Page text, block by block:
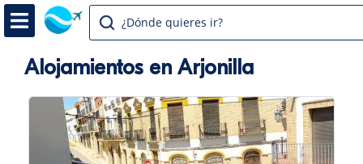
¿Dónde quieres ir?
Alojamientos en Arjonilla